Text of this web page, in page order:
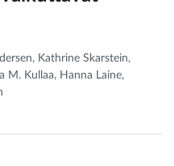
Kathrine Skarstein,
M. Kullaa, Hanna Laine,